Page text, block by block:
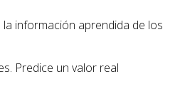
información aprendida de los
Predice un valor real